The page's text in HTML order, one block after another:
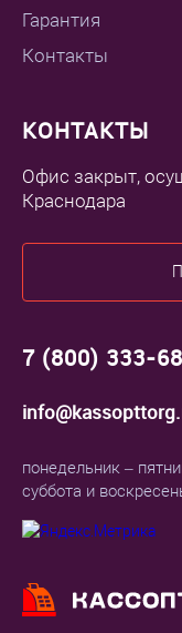
Гарантия
Контакты
КОНТАКТЫ
Офис закрыт,
Краснодара
7 (800) 333-
понедельник –
суббота и